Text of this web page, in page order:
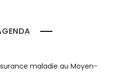
maladie au Moyen-